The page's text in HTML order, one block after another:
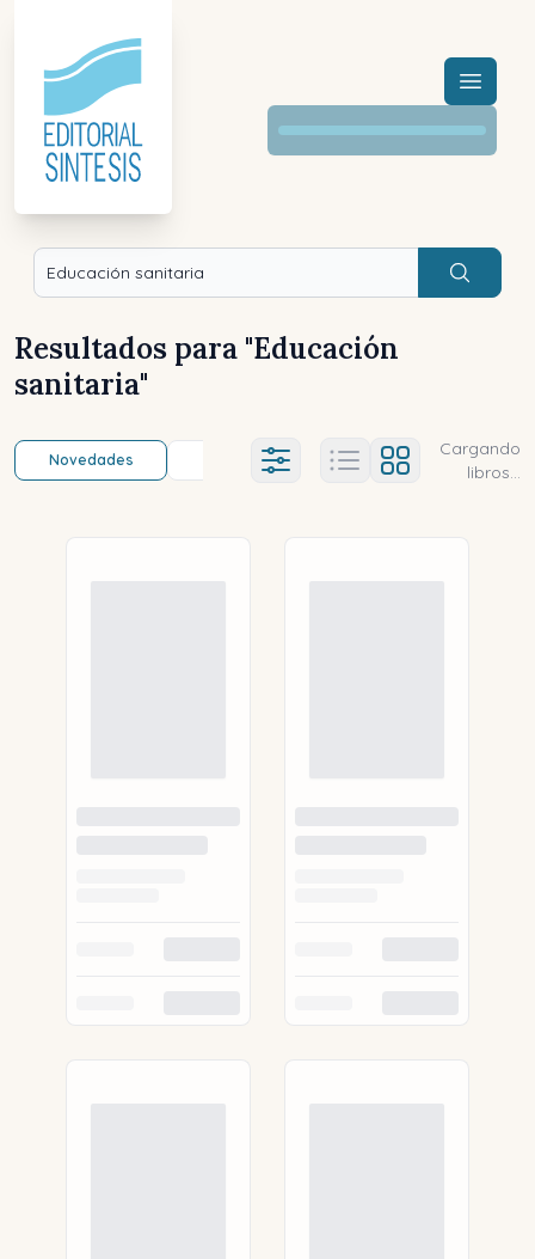
Menú
Buscar
Resultados para "Educación
sanitaria"
Novedades Título (a-z) Título (z-a)
Ajustes abierto
Cargando
libros...